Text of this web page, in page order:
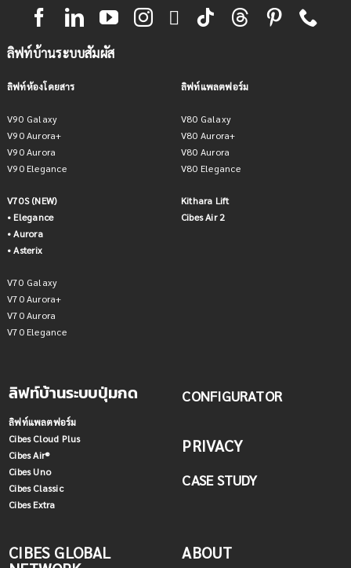
ลิฟท์บ้านระบบสัมผัส
ลิฟท์ห้องโดยสาร
V90 Galaxy
V90 Aurora+
V90 Aurora
V90 Elegance
V70S (NEW)
• Elegance
• Aurora
• Asterix
V70 Galaxy
V70 Aurora+
V70 Aurora
V70 Elegance
ลิฟท์แพลตฟอร์ม
V80 Galaxy
V80 Aurora+
V80 Aurora
V80 Elegance
Kithara Lift
Cibes Air 2
ลิฟท์บ้านระบบปุ่มกด
ลิฟท์แพลตฟอร์ม
Cibes Cloud Plus
Cibes Air®
Cibes Uno
Cibes Classic
Cibes Extra
CONFIGURATOR
PRIVACY
CASE STUDY
CIBES GLOBAL
ABOUT